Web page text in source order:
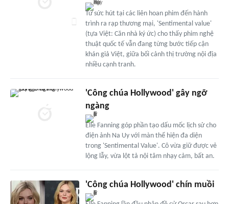
Từ sức hút tại các liên hoan phim đến hành
trình ra rạp thương mại, 'Sentimental value'
(tựa Việt: Căn nhà ký ức) cho thấy phim nghệ
thuật quốc tế vẫn đang từng bước tiếp cận
khán giả Việt, giữa bối cảnh thị trường nội địa
nhiều cạnh tranh.
'Công chúa Hollywood' gây ngỡ
ngàng
Elle Fanning góp phần tạo dấu mốc lịch sử cho
điện ảnh Na Uy với màn thể hiện đa diện
trong 'Sentimental Value'. Cô vừa giữ được vẻ
lộng lẫy, vừa lột tả nội tâm nhạy cảm, bất an.
'Công chúa Hollywood' chín muồi